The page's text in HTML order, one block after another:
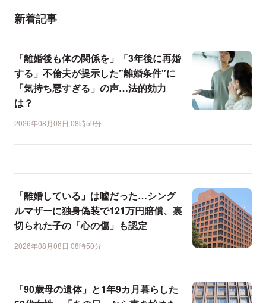
新着記事
「離婚後も体の関係を」「3年後に再婚
する」不倫夫が提示した"離婚条件"に
「気持ち悪すぎる」の声…法的効力
は？
2026年08月08日 08時59分
「離婚している」は嘘だった…シング
ルマザーに独身偽装で121万円賠償、裏
切られた子の「心の傷」も認定
2026年08月08日 08時50分
「90歳母の遺体」と1年9カ月暮らした